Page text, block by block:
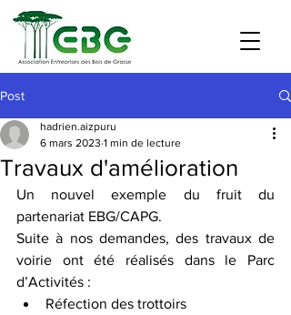
Post
Travaux d'amélioration
hadrien.aizpuru
6 mars 2023 1 min de lecture
Un nouvel exemple du fruit du
partenariat EBG/CAPG.
Suite à nos demandes, des travaux de
voirie ont été réalisés dans le Parc
d’Activités :
Réfection des trottoirs